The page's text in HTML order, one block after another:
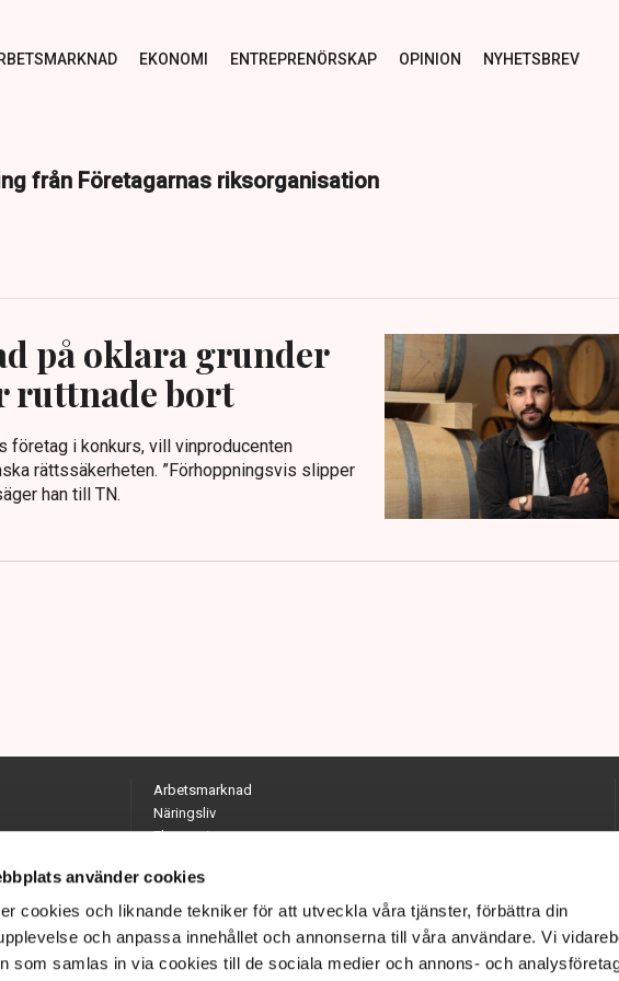
använder cookies
cookies och liknande tekniker för att utveckla våra tjänster, förbättra din
och anpassa innehållet och annonserna till våra användare. Vi
som samlas in via cookies till de sociala medier och annons- och
EKONOMI ENTREPRENÖRSKAP OPINION NYHETSBREV
från Företagarnas riksorganisation
på oklara grunder
ruttnade bort
företag i konkurs, vill vinproducenten
rättssäkerheten. ”Förhoppningsvis slipper
han till TN.
Arbetsmarknad
Näringsliv
Ekonomi
Opinion
Hållbarhet
Utrikes
Quiz